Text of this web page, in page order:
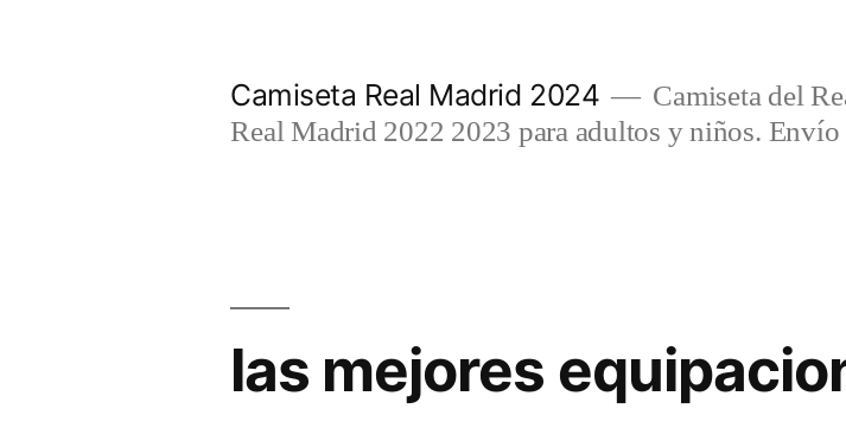
Camiseta Real Madrid 2024
Camiseta del
Real Madrid 2022 2023 para adultos y niños. Envío
las mejores